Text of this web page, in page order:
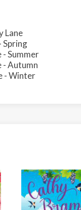
Lane
Spring
- Summer
- Autumn
- Winter